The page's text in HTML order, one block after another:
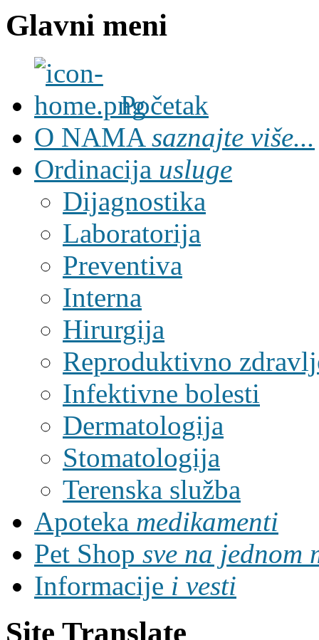
Glavni meni
Početak
O NAMA saznajte više...
Ordinacija usluge
Dijagnostika
Laboratorija
Preventiva
Interna
Hirurgija
Reproduktivno
Infektivne bolesti
Dermatologija
Stomatologija
Terenska služba
Apoteka medikamenti
Pet Shop sve na jednom
Informacije i vesti
Site Translate